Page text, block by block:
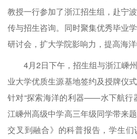
教授一行参加了浙江招生组，赴宁
传与招生咨询。同时聚集优秀毕业
研讨会，扩大学院影响力，提高海洋
4月2日下午，招生组与浙江嵊
业大学优质生源基地签约及授牌仪
针对“探索海洋的利器——水下航行
江嵊州高级中学高三年级同学带来
交叉到融合》的科普报告，学生